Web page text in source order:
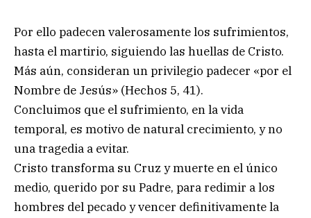
Por ello padecen valerosamente los sufrimientos,
hasta el martirio, siguiendo las huellas de Cristo.
Más aún, consideran un privilegio padecer «por el
Nombre de Jesús» (Hechos 5, 41).
Concluimos que el sufrimiento, en la vida
temporal, es motivo de natural crecimiento, y no
una tragedia a evitar.
Cristo transforma su Cruz y muerte en el único
medio, querido por su Padre, para redimir a los
hombres del pecado y vencer definitivamente la